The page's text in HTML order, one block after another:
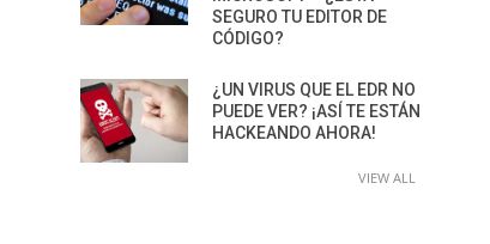
SEGURO TU EDITOR DE
CÓDIGO?
¿UN VIRUS QUE EL EDR NO
PUEDE VER? ¡ASÍ TE ESTÁN
HACKEANDO AHORA!
VIEW ALL